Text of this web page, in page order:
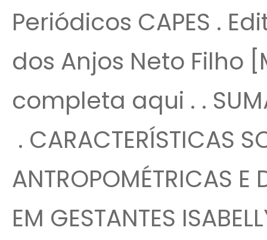
Periódicos CAPES .
dos Anjos Neto Filho
completa aqui . .
. CARACTERÍSTICAS
ANTROPOMÉTRICAS E
EM GESTANTES